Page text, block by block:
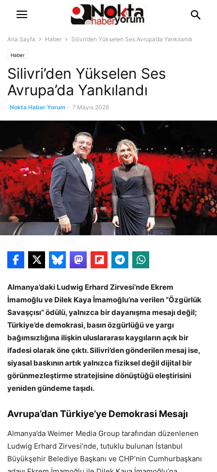
Ana Sayfa Haber Silivri’den Yükselen Ses Avrupa’da Yankılandı
Haber
Silivri’den Yükselen Ses
Avrupa’da Yankılandı
Nokta Haber Yorum - 7 Mayıs 2026
Almanya’daki Ludwig Erhard Zirvesi’nde Ekrem
İmamoğlu ve Dilek Kaya İmamoğlu’na verilen “Özgürlük
Savaşçısı” ödülü, yalnızca bir dayanışma mesajı değil;
Türkiye’de demokrasi, basın özgürlüğü ve yargı
bağımsızlığına ilişkin uluslararası kaygıların açık bir
ifadesi olarak öne çıktı. Silivri’den gönderilen mesaj ise,
siyasal baskının artık yalnızca fiziksel değil dijital bir
görünmezleştirme stratejisine dönüştüğü eleştirisini
yeniden gündeme taşıdı.
Avrupa’dan Türkiye’ye Demokrasi Mesajı
Almanya’da Weimer Media Group tarafından düzenlenen
Ludwig Erhard Zirvesi’nde, tutuklu bulunan İstanbul
Büyükşehir Belediye Başkanı ve CHP’nin Cumhurbaşkanı